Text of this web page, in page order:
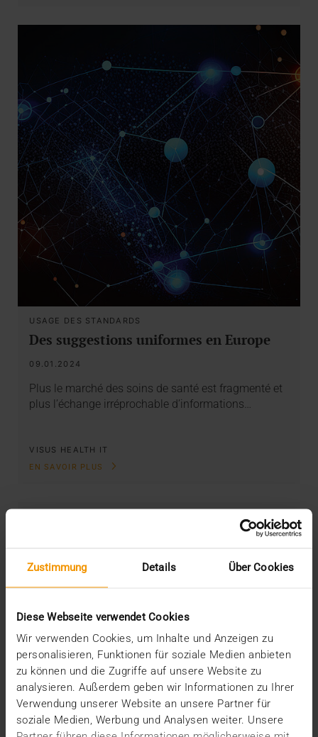
Zustimmung Details Über Cookies
Diese Webseite verwendet Cookies
Wir verwenden Cookies, um Inhalte und Anzeigen zu
personalisieren, Funktionen für soziale Medien anbieten
zu können und die Zugriffe auf unsere Website zu
analysieren. Außerdem geben wir Informationen zu Ihrer
Verwendung unserer Website an unsere Partner für
soziale Medien, Werbung und Analysen weiter. Unsere
USAGE DES STANDARDS
Des suggestions uniformes en Europe
09.01.2024
Plus le marché des soins de santé est fragmenté et
plus l’échange irréprochable d’informations…
VISUS HEALTH IT
EN SAVOIR PLUS